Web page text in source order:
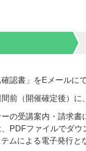
認書」をEメールに
前（開催確定後）に
ーの受講案内・請求
PDFファイルでダ
ムによる電子発行と